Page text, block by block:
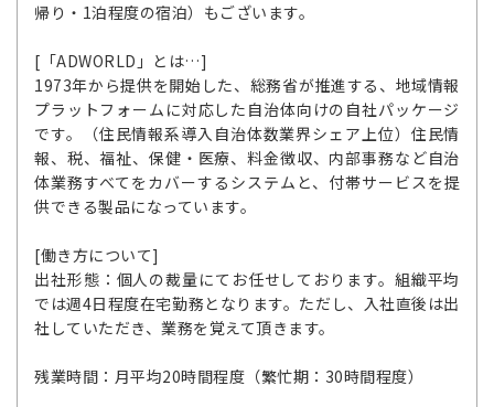
帰り・1泊程度の宿泊）もございます。
[「ADWORLD」とは…]
1973年から提供を開始した、総務省が推進する、地域情報
プラットフォームに対応した自治体向けの自社パッケージ
です。（住民情報系導入自治体数業界シェア上位）住民情
報、税、福祉、保健・医療、料金徴収、内部事務など自治
体業務すべてをカバーするシステムと、付帯サービスを提
供できる製品になっています。
[働き方について]
出社形態：個人の裁量にてお任せしております。組織平均
では週4日程度在宅勤務となります。ただし、入社直後は出
社していただき、業務を覚えて頂きます。
残業時間：月平均20時間程度（繁忙期：30時間程度）